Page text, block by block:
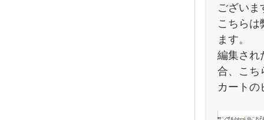
ございま
こちらは
ます。
編集され
合、こち
カートの